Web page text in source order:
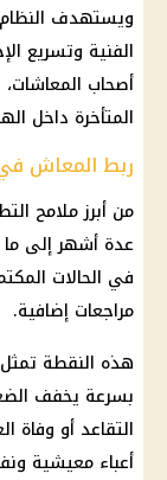
ويستهدف
الفنية وتسريع
أصحاب المعاشات
المتأخرة داخل
ربط المعاش في 24 إلى 48
من أبرز ملامح
في الحالات
مراجعات إضافية.
هذه النقطة
بسرعة يخفف
التقاعد أو وفاة
أعباء معيشية